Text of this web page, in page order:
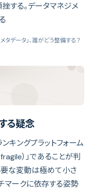
する。データマネジメ
データ」、誰がどう整備する？
る疑念
キングプラットフォーム
）」であることが判
要な変動は極めて小さ
マークに依存する姿勢